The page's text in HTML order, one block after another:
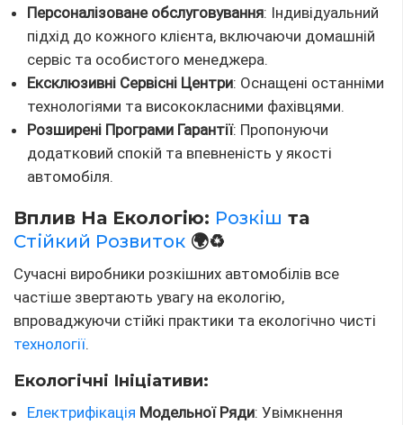
Персоналізоване обслуговування: Індивідуальний
підхід до кожного клієнта, включаючи домашній
сервіс та особистого менеджера.
Ексклюзивні Сервісні Центри: Оснащені останніми
технологіями та висококласними фахівцями.
Розширені Програми Гарантії: Пропонуючи
додатковий спокій та впевненість у якості
автомобіля.
Вплив На Екологію: Розкіш та
Стійкий Розвиток 🌍♻️
Сучасні виробники розкішних автомобілів все
частіше звертають увагу на екологію,
впроваджуючи стійкі практики та екологічно чисті
технології.
Екологічні Ініціативи:
Електрифікація Модельної Ряди: Увімкнення